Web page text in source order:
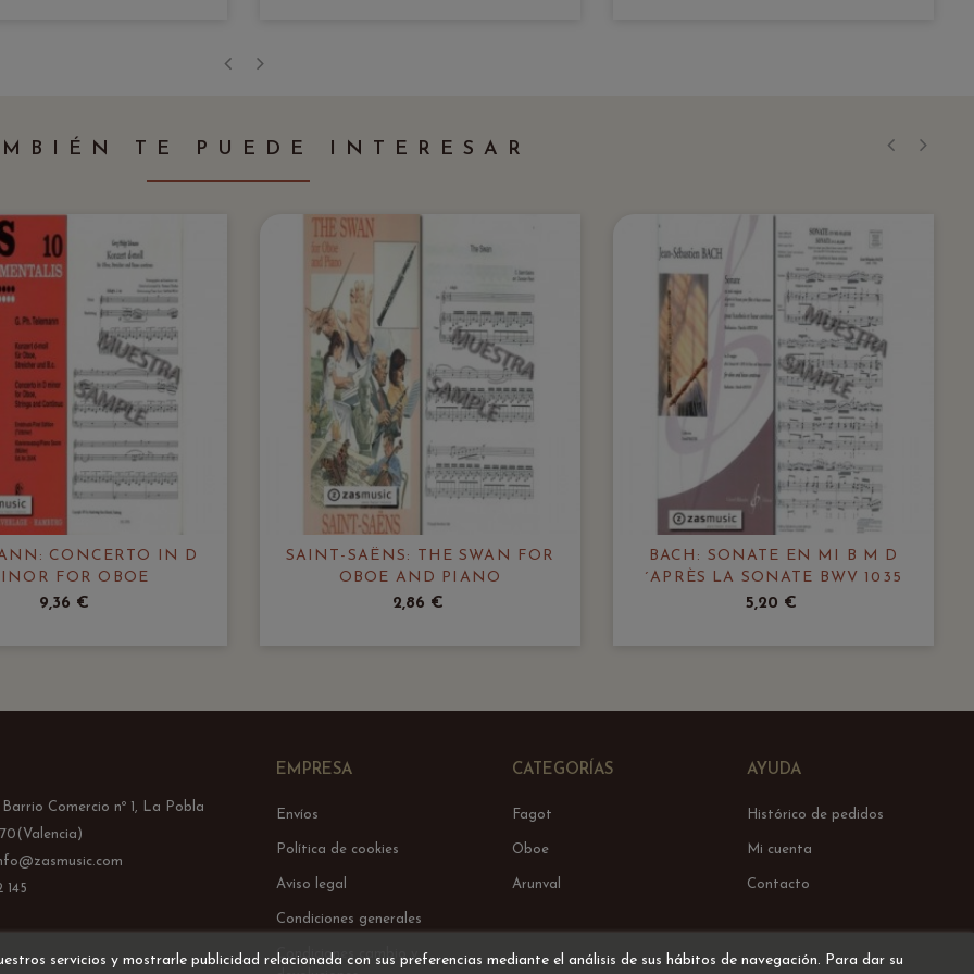
TE PUEDE INTERESAR
CONCERTO IN D
FOR OBOE
9,36 €
SAINT-SAËNS: THE SWAN FOR
OBOE AND PIANO
2,86 €
BACH: SONATE EN MI B M D
´APRÈS LA SONATE BWV 1035
5,20 €
Comercio nº 1, La Pobla
145
EMPRESA
Envíos
Política de cookies
Aviso legal
Condiciones generales
Condiciones cambio y
CATEGORÍAS
Fagot
Oboe
Arunval
AYUDA
Histórico de pedidos
Mi cuenta
Contacto
servicios y mostrarle publicidad relacionada con sus preferencias mediante el análisis de sus hábitos de navegación. Para dar su